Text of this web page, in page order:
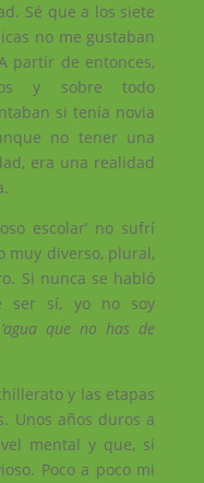
Sé que a los siete
no me gustaban
partir de entonces,
y sobre todo
si tenía novia
no tener una
era una realidad
escolar’ no sufrí
muy diverso, plural,
Si nunca se habló
ser sí, yo no soy
que no has de
y las etapas
Unos años duros a
mental y que, si
Poco a poco mi